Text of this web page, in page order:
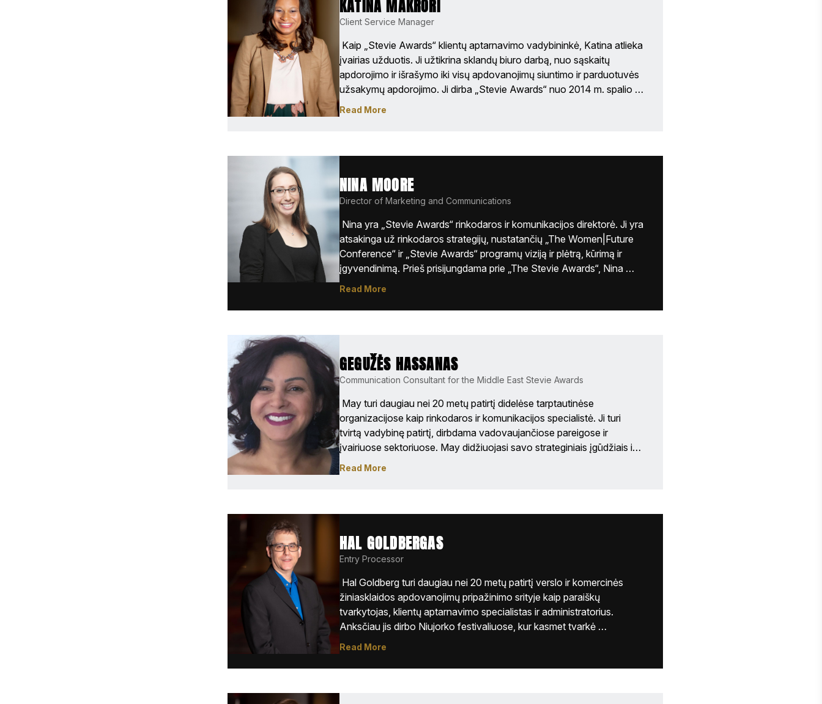
KATINA MAKRORI
Client Service Manager
Kaip „Stevie Awards“ klientų aptarnavimo vadybininkė, Katina atlieka
įvairias užduotis. Ji užtikrina sklandų biuro darbą, nuo sąskaitų
apdorojimo ir išrašymo iki visų apdovanojimų siuntimo ir parduotuvės
užsakymų apdorojimo. Ji dirba „Stevie Awards“ nuo 2014 m. spalio
mėn. ir visus metus padėjo keliose srityse visose devyniose „Stevie
Read More
NINA MOORE
Director of Marketing and Communications
Nina yra „Stevie Awards“ rinkodaros ir komunikacijos direktorė. Ji yra
atsakinga už rinkodaros strategijų, nustatančių „The Women|Future
Conference“ ir „Stevie Awards“ programų viziją ir plėtrą, kūrimą ir
įgyvendinimą. Prieš prisijungdama prie „The Stevie Awards“, Nina
penkerius metus dirbo rinkodaros vadove B2B konferencijose,
renginių planavimo ir socialinės žiniasklaidos rinkodaros srityse
Nina baigė Muhlenberg koledžą Allentown, Pensilvanijoje, ir įgijo
verslo administravimo bakalauro laipsnį su rinkodaros specializacija.
Ji yra buvusi koledžo sportininkė ir komandos kapitonė, turinti
natūralų siekį sėkmei.
Read More
GEGUŽĖS HASSANAS
Communication Consultant for the Middle East Stevie Awards
May turi daugiau nei 20 metų patirtį didelėse tarptautinėse
organizacijose kaip rinkodaros ir komunikacijos specialistė. Ji turi
tvirtą vadybinę patirtį, dirbdama vadovaujančiose pareigose ir
įvairiuose sektoriuose. May didžiuojasi savo strateginiais įgūdžiais ir
vizija, todėl savo darbe gali kurti ir įgyvendinti sudėtingus planus. Ji
Read More
HAL GOLDBERGAS
Entry Processor
Hal Goldberg turi daugiau nei 20 metų patirtį verslo ir komercinės
žiniasklaidos apdovanojimų pripažinimo srityje kaip paraiškų
tvarkytojas, klientų aptarnavimo specialistas ir administratorius.
Anksčiau jis dirbo Niujorko festivaliuose, kur kasmet tvarkė
tūkstančius paraiškų, teikė techninę pagalbą dalyviams,
dalyviams, dalyvaujantiems „Stevie Awards“ apdovanojimuose ir jų
Read More